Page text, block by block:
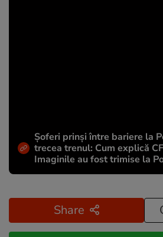
Șoferi prinși între bariere la
trecea trenul: Cum explică
Imaginile au fost trimise la
Share